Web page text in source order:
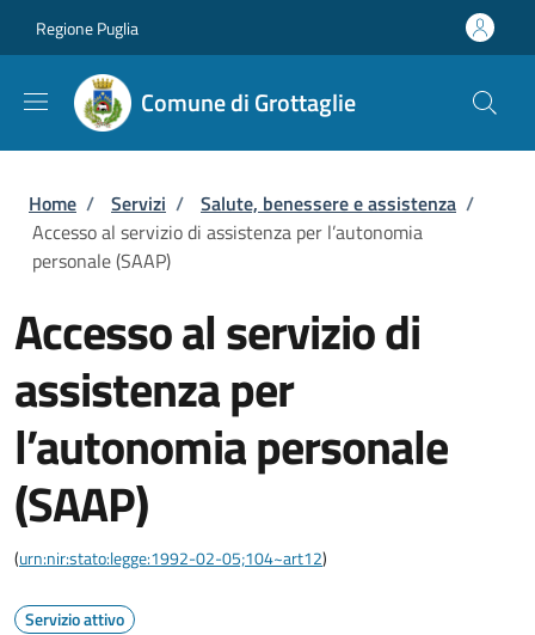
Regione Puglia
Comune di Grottaglie
Briciole di pane
Home / Servizi / Salute, benessere e assistenza /
Accesso al servizio di assistenza per l’autonomia
personale (SAAP)
Accesso al servizio di
assistenza per
l’autonomia personale
(SAAP)
(urn:nir:stato:legge:1992-02-05;104~art12)
Servizio attivo